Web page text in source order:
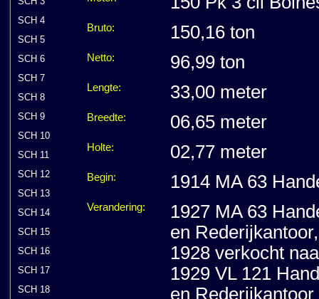
SCH 4
SCH 5
SCH 6
SCH 7
SCH 8
SCH 9
SCH 10
SCH 11
SCH 12
SCH 13
SCH 14
SCH 15
SCH 16
SCH 17
SCH 18
Bruto: 150,16 ton
Netto: 96,99 ton
Lengte: 33,00 meter
Breedte: 06,65 meter
Holte: 02,77 meter
Begin: 1914 MA 63
Verandering:
1927 MA 63
en Rederijkantoor,
1928 verkocht
1929 VL 121
en Rederijkantoor